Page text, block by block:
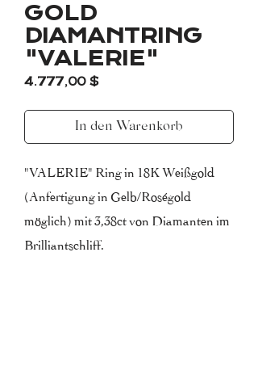
GOLD
DIAMANTRING
"VALERIE"
4.777,00 $Preis
In den Warenkorb
"VALERIE" Ring in 18K Weißgold
(Anfertigung in Gelb/Roségold
möglich) mit 3,38ct von Diamanten im
Brilliantschliff.